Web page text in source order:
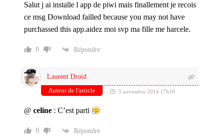
c
Salut j ai installe l app de piwi mais finallement je recois
ce msg Download failled because you may not have
purchassed this app.aidez moi svp ma fille me harcele.
0 Répondre
Laurent Droid
Auteur de l'article
3 novembre 2014 17h10
@ celine: C’est parti
0 Répondre